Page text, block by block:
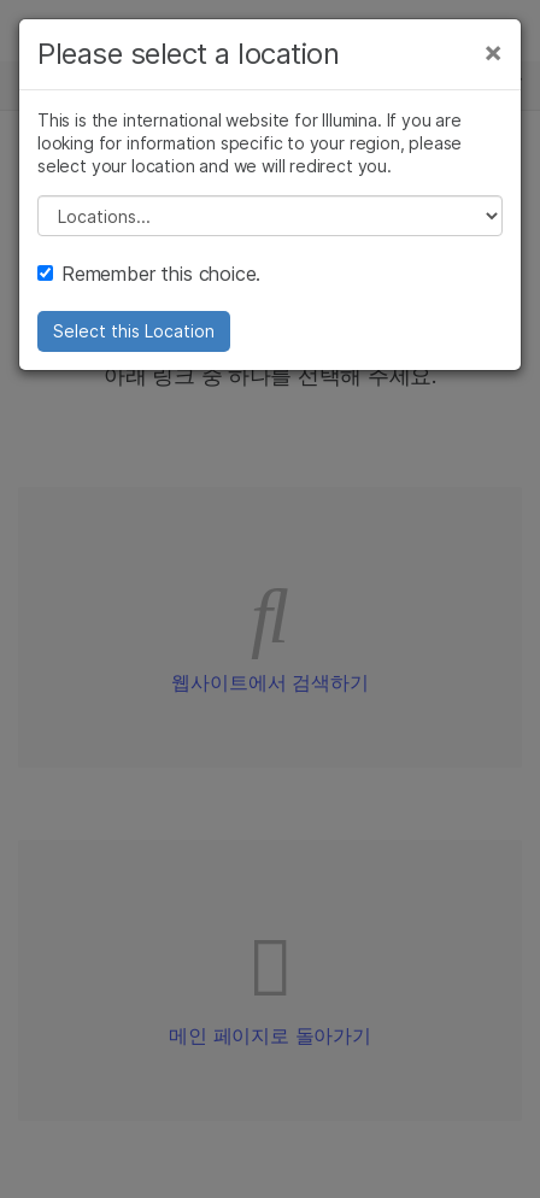
솔루션
학습
회사
지원
추천 링크
CANCER COMPANION DIAGNOSTICS
귀하의 지역에서는 이
제공되지 않습니다.
아래 링크 중 하나를 선택해 주세요.
웹사이트에서 검색하기
메인 페이지로 돌아가기
×
Please select a location
This is the international website for Illumina. If you are
looking for information specific to your region, please
select your location and we will redirect you.
Please select a location
Remember this choice.
Select this Location
×
암 연구
농업유전체학 연구
임상 종양학 연구